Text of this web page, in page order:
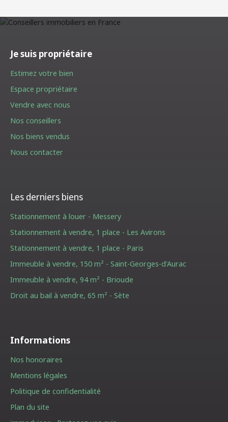
Je suis propriétaire
Estimez votre bien
Espace propriétaire
Vendre avec nous
Nos conseillers
Nos biens vendus
Nous contacter
Les derniers biens
Stationnement à louer - Messery
Stationnement à vendre, 1 place - Les Avirons
Stationnement à vendre, 1 place - Paris
Immeuble à vendre, 150 m² - Saint-Georges-d'Aurac
Immeuble à vendre, 94 m² - Brioude
Droit au bail à vendre, 65 m² - Sète
Informations
Nos honoraires
Mentions légales
Politique de confidentialité
Plan du site